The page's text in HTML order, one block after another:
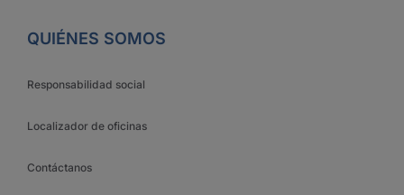
QUIÉNES SOMOS
Responsabilidad social
Localizador de oficinas
Contáctanos